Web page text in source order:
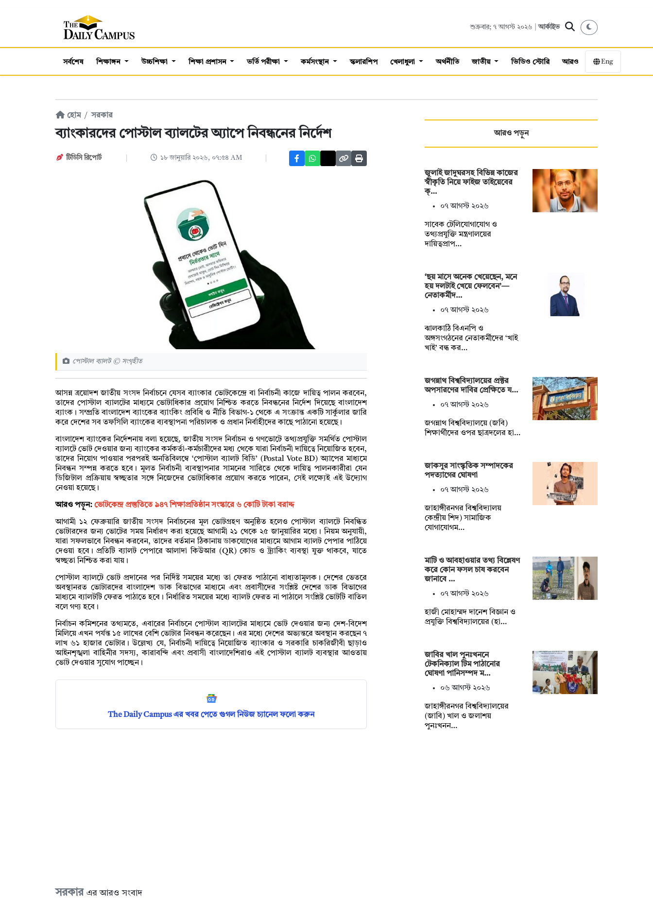
শুক্রবার; ৭ আগস্ট ২০২৬ |আর্কাইভ
সর্বশেষ শিক্ষাঙ্গন উচ্চশিক্ষা শিক্ষা প্রশাসন ভর্তি পরীক্ষা কর্মসংস্থান স্কলারশিপ খেলাধুলা অর্থনীতি জাতীয় ভিডিও স্টোরি আরও Eng
হোম সরকার
ব্যাংকারদের পোস্টাল ব্যালটের অ্যাপে নিবন্ধনের নির্দেশ
টিডিসি রিপোর্ট ১৮ জানুয়ারি ২০২৬, ০৭:৫৪ AM
পোস্টাল ব্যালট © সংগৃহীত
আসন্ন ত্রয়োদশ জাতীয় সংসদ নির্বাচনে যেসব ব্যাংকার ভোটকেন্দ্রে বা নির্বাচনী কাজে দায়িত্ব পালন করবেন,
তাদের পোস্টাল ব্যালটের মাধ্যমে ভোটাধিকার প্রয়োগ নিশ্চিত করতে নিবন্ধনের নির্দেশ দিয়েছে বাংলাদেশ
ব্যাংক। সম্প্রতি বাংলাদেশ ব্যাংকের ব্যাংকিং প্রবিধি ও নীতি বিভাগ-১ থেকে এ সংক্রান্ত একটি সার্কুলার জারি
করে দেশের সব তফসিলি ব্যাংকের ব্যবস্থাপনা পরিচালক ও প্রধান নির্বাহীদের কাছে পাঠানো হয়েছে।
বাংলাদেশ ব্যাংকের নির্দেশনায় বলা হয়েছে, জাতীয় সংসদ নির্বাচন ও গণভোটে তথ্যপ্রযুক্তি সমর্থিত পোস্টাল
ব্যালটে ভোট দেওয়ার জন্য ব্যাংকের কর্মকর্তা-কর্মচারীদের মধ্য থেকে যারা নির্বাচনী দায়িত্বে নিয়োজিত হবেন,
তাদের নিয়োগ পাওয়ার পরপরই অনতিবিলম্বে ‘পোস্টাল ব্যালট বিডি’ (Postal Vote BD) অ্যাপের মাধ্যমে
নিবন্ধন সম্পন্ন করতে হবে। মূলত নির্বাচনী ব্যবস্থাপনার সামনের সারিতে থেকে দায়িত্ব পালনকারীরা যেন
ডিজিটাল প্রক্রিয়ায় স্বচ্ছতার সঙ্গে নিজেদের ভোটাধিকার প্রয়োগ করতে পারেন, সেই লক্ষ্যেই এই উদ্যোগ
নেওয়া হয়েছে।
আরও পড়ুন: ভোটকেন্দ্র প্রস্তুতিতে ৯৪৭ শিক্ষাপ্রতিষ্ঠান সংস্কারে ৬ কোটি টাকা বরাদ্দ
আগামী ১২ ফেব্রুয়ারি জাতীয় সংসদ নির্বাচনের মূল ভোটগ্রহণ অনুষ্ঠিত হলেও পোস্টাল ব্যালটে নিবন্ধিত
ভোটারদের জন্য ভোটের সময় নির্ধারণ করা হয়েছে আগামী ২১ থেকে ২৫ জানুয়ারির মধ্যে। নিয়ম অনুযায়ী,
যারা সফলভাবে নিবন্ধন করবেন, তাদের বর্তমান ঠিকানায় ডাকযোগের মাধ্যমে আগাম ব্যালট পেপার পাঠিয়ে
দেওয়া হবে। প্রতিটি ব্যালট পেপারে আলাদা কিউআর (QR) কোড ও ট্র্যাকিং ব্যবস্থা যুক্ত থাকবে, যাতে
স্বচ্ছতা নিশ্চিত করা যায়।
পোস্টাল ব্যালটে ভোট প্রদানের পর নির্দিষ্ট সময়ের মধ্যে তা ফেরত পাঠানো বাধ্যতামূলক। দেশের ভেতরে
অবস্থানরত ভোটারদের বাংলাদেশ ডাক বিভাগের মাধ্যমে এবং প্রবাসীদের সংশ্লিষ্ট দেশের ডাক বিভাগের
মাধ্যমে ব্যালটটি ফেরত পাঠাতে হবে। নির্ধারিত সময়ের মধ্যে ব্যালট ফেরত না পাঠালে সংশ্লিষ্ট ভোটটি বাতিল
বলে গণ্য হবে।
নির্বাচন কমিশনের তথ্যমতে, এবারের নির্বাচনে পোস্টাল ব্যালটের মাধ্যমে ভোট দেওয়ার জন্য দেশ-বিদেশ
মিলিয়ে এখন পর্যন্ত ১৫ লাখের বেশি ভোটার নিবন্ধন করেছেন। এর মধ্যে দেশের অভ্যন্তরে অবস্থান করছেন ৭
লাখ ৬১ হাজার ভোটার। উল্লেখ্য যে, নির্বাচনী দায়িত্বে নিয়োজিত ব্যাংকার ও সরকারি চাকরিজীবী ছাড়াও
আইনশৃঙ্খলা বাহিনীর সদস্য, কারাবন্দি এবং প্রবাসী বাংলাদেশিরাও এই পোস্টাল ব্যালট ব্যবস্থার আওতায়
ভোট দেওয়ার সুযোগ পাচ্ছেন।
The Daily Campus এর খবর পেতে গুগল নিউজ চ্যানেল ফলো করুন
সরকার এর আরও সংবাদ
আরও পড়ুন
জুলাই জাদুঘরসহ বিভিন্ন কাজের
স্বীকৃতি নিয়ে ফাইজ তাইয়েবের
ক্…
০৭ আগস্ট ২০২৬
সাবেক টেলিযোগাযোগ ও
তথ্যপ্রযুক্তি মন্ত্রণালয়ের
দায়িত্বপ্রাপ…
‘ছয় মাসে অনেক খেয়েছেন, মনে
হয় দলটাই খেয়ে ফেলবেন’—
নেতাকর্মীদ…
০৭ আগস্ট ২০২৬
ঝালকাঠি বিএনপি ও
অঙ্গসংগঠনের নেতাকর্মীদের ‘খাই
খাই’ বন্ধ কর…
জগন্নাথ বিশ্ববিদ্যালয়ের প্রক্টর
অপসারণের দাবির প্রেক্ষিতে য…
০৭ আগস্ট ২০২৬
জগন্নাথ বিশ্ববিদ্যালয়ে (জবি)
শিক্ষার্থীদের ওপর ছাত্রদলের হা…
জাকসুর সাংস্কৃতিক সম্পাদকের
পদত্যাগের ঘোষণা
০৭ আগস্ট ২০২৬
‎জাহাঙ্গীরনগর বিশ্ববিদ্যালয়
কেন্দ্রীয় শিদ) সামাজিক
যোগাযোগম…
মাটি ও আবহাওয়ার তথ্য বিশ্লেষণ
করে কোন ফসল চাষ করবেন
জানাবে …
০৭ আগস্ট ২০২৬
হাজী মোহাম্মদ দানেশ বিজ্ঞান ও
প্রযুক্তি বিশ্ববিদ্যালয়ের (হা…
জাবির খাল পুনঃখননে
টেকনিক্যাল টিম পাঠানোর
ঘোষণা পানিসম্পদ ম…
০৬ আগস্ট ২০২৬
‎‎জাহাঙ্গীরনগর বিশ্ববিদ্যালয়ের
(জাবি) খাল ও জলাশয়
পুনঃখনন…